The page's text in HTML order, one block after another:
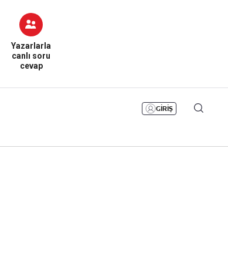
Yazarlarla
canlı soru
cevap
GİRİŞ